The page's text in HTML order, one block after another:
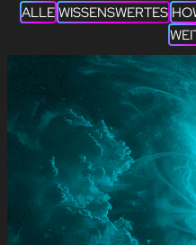
ALLE WISSENSWERTES